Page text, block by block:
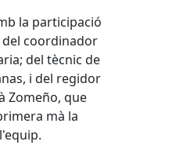
la participació
del coordinador
del tècnic de
i del regidor
Zomeño, que
mà la